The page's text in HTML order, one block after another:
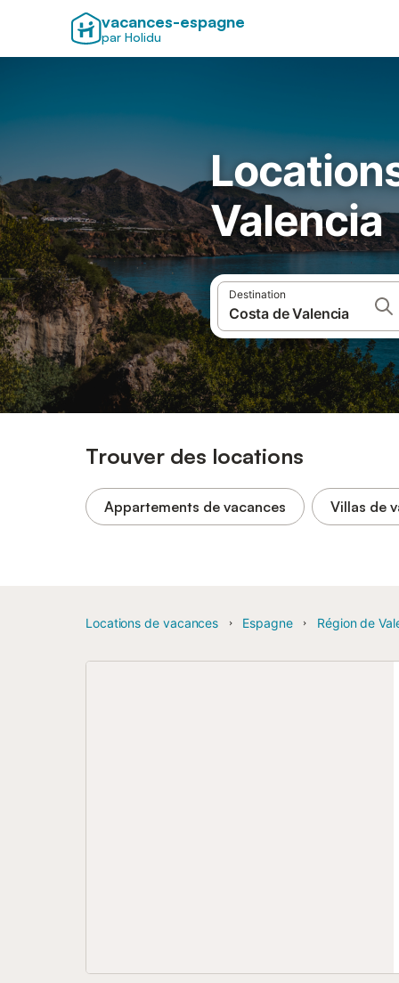
vacances-espagne
par Holidu
Valencia
Destination
Trouver des locations
Appartements de vacances Villas de
Locations de vacances Espagne Région de